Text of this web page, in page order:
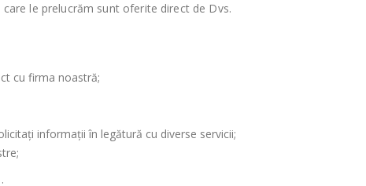
le prelucrăm sunt oferite direct de Dvs.
cu firma noastră;
informații în legătură cu diverse servicii;